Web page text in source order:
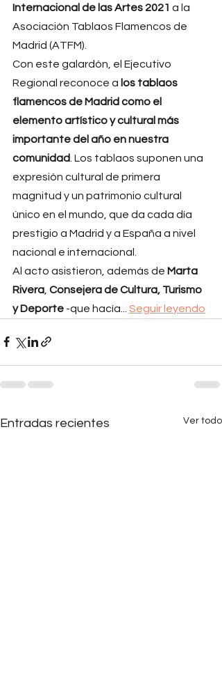
Internacional de las Artes 2021 a la
Asociación Tablaos Flamencos de
Madrid (ATFM).
Con este galardón, el Ejecutivo
Regional reconoce a los tablaos
flamencos de Madrid como el
elemento artístico y cultural más
importante del año en nuestra
comunidad . Los tablaos suponen una
expresión cultural de primera
magnitud y un patrimonio cultural
único en el mundo, que da cada día
prestigio a Madrid y a España a nivel
nacional e internacional.
Al acto asistieron, además de Marta
Rivera Consejera de Cultura, Turismo
y Deporte -que hacía... Seguir leyendo
Entradas recientes Ver todo